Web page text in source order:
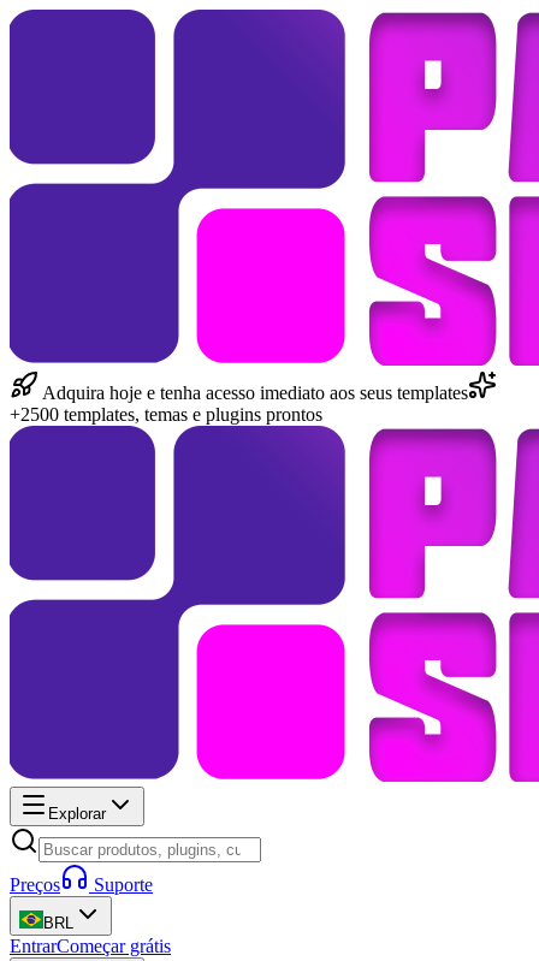
Adquira hoje e tenha acesso imediato aos seus templates
+2500 templates, temas e plugins prontos
Explorar
Preços Suporte
BRL
EntrarComeçar grátis